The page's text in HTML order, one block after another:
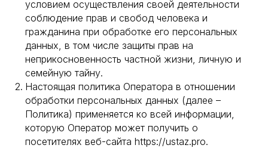
условием осуществления своей деятельности
соблюдение прав и свобод человека и
гражданина при обработке его персональных
данных, в том числе защиты прав на
неприкосновенность частной жизни, личную и
семейную тайну.
Настоящая политика Оператора в отношении
обработки персональных данных (далее –
Политика) применяется ко всей информации,
которую Оператор может получить о
посетителях веб-сайта https://ustaz.pro.